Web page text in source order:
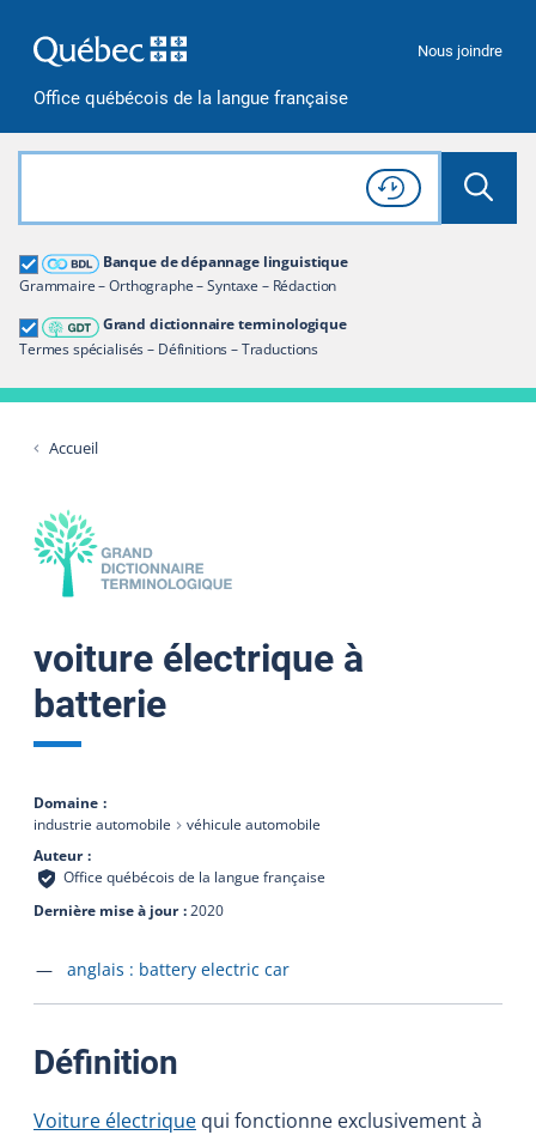
Office québécois de la langue française
Nous joindre
Rechercher dans tout le site
Lancer
Consulter l'
Historique
de recherche
Banque de dépannage linguistique
Grammaire – Orthographe – Syntaxe – Rédaction
Grand dictionnaire terminologique
Termes spécialisés – Définitions – Traductions
Grand dictionnaire terminologique
Restreindre aux termes
Accueil
voiture électrique à
batterie
Domaine
industrie automobile
véhicule automobile
Auteur
Office québécois de la langue française
Dernière mise à jour 2020
Accéder à la fiche en
anglais : battery electric car
Définition
Voiture électrique qui fonctionne exclusivement à